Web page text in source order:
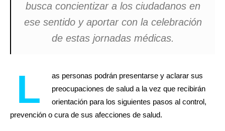
busca concientizar a los ciudadanos en
ese sentido y aportar con la celebración
de estas jornadas médicas.
L
as personas podrán presentarse y aclarar sus
preocupaciones de salud a la vez que recibirán
orientación para los siguientes pasos al control,
prevención o cura de sus afecciones de salud.